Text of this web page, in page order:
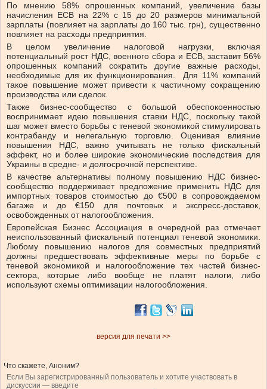
По мнению 58% опрошенных компаний, увеличение базы
начисления ЕСВ на 22% с 15 до 20 размеров минимальной
зарплаты (повлияет на зарплаты до 160 тыс. грн), существенно
повлияет на расходы предприятия.
В целом увеличение налоговой нагрузки, включая
потенциальный рост НДС, военного сбора и ЕСВ, заставит 56%
опрошенных компаний сократить другие важные расходы,
необходимые для их функционирования. Для 11% компаний
такое повышение может привести к частичному сокращению
производства или сделок.
Также бизнес-сообщество с большой обеспокоенностью
воспринимает идею повышения ставки НДС, поскольку такой
шаг может вместо борьбы с теневой экономикой стимулировать
контрабанду и нелегальную торговлю. Оценивая влияние
повышения НДС, важно учитывать не только фискальный
эффект, но и более широкие экономические последствия для
Украины в средне- и долгосрочной перспективе.
В качестве альтернативы полному повышению НДС бизнес-
сообщество поддерживает предложение применить НДС для
импортных товаров стоимостью до €500 в сопровождаемом
багаже ​​и до €150 для почтовых и экспресс-доставок,
освобожденных от налогообложения.
Европейская Бизнес Ассоциация в очередной раз отмечает
неиспользованный фискальный потенциал теневой экономики.
Любому повышению налогов для совместных предприятий
должны предшествовать эффективные меры по борьбе с
теневой экономикой и налогообложение тех частей бизнес-
сектора, которые либо вообще не платят налоги, либо
используют схемы оптимизации налогообложения.
версия для печати >>
Что скажете, Аноним?
Если Вы зарегистрированный пользователь и хотите участвовать в
дискуссии — введите